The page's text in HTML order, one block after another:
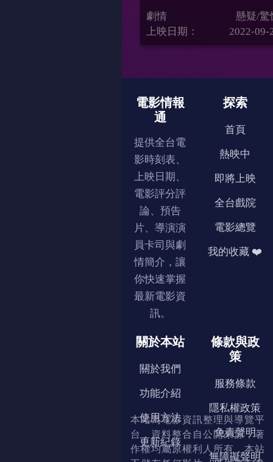
劇情
懸疑/驚
上映日期：
2022-09-
電影情報
通
提供全台電
影時刻表、
上映日期、
電影評分評
論、預告
片、導演演
員卡司與劇
情簡介，讓
你快速掌握
最新電影資
訊。
探索
首頁
熱映中
即將上映
全台戲院
電影總覽
我的收藏 ❤️
關於本站
關於我們
功能介紹
使用方法
更新紀錄
條款與政
策
服務條款
隱私權政策
免責聲明
無障礙聲明
本站為電影資訊整理與導覽平
台，資料整合自公開來源，著
作權均屬原權利人所有，本站